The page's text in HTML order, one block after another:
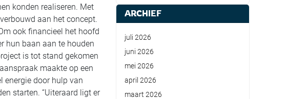
konden realiseren. Met
aan het concept.
ook financieel het hoofd
hun baan aan te houden
is tot stand gekomen
maakte op een
energie door hulp van
starten. “Uiteraard ligt er
ARCHIEF
juli 2026
juni 2026
mei 2026
april 2026
maart 2026